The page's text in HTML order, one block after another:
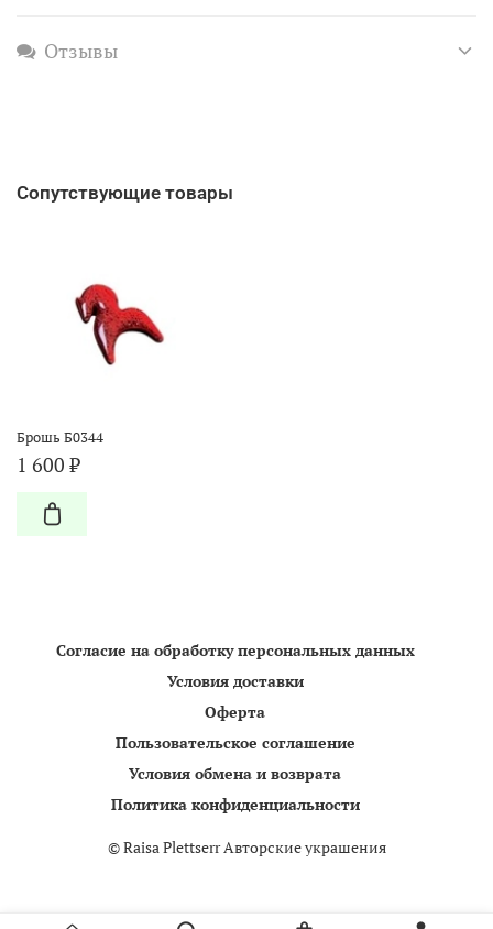
Отзывы
Сопутствующие товары
Брошь Б0344
1 600 ₽
Согласие на обработку персональных данных
Условия доставки
Оферта
Пользовательское соглашение
Условия обмена и возврата
Политика конфиденциальности
©Raisa Plettserr Авторские украшения